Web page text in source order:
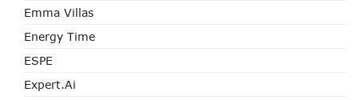
Emma Villas
Energy Time
ESPE
Expert.ai